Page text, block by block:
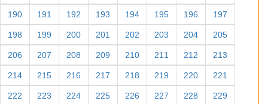
190 191 192 193 194 195 196 197
198 199 200 201 202 203 204 205
206 207 208 209 210 211 212 213
214 215 216 217 218 219 220 221
222 223 224 225 226 227 228 229